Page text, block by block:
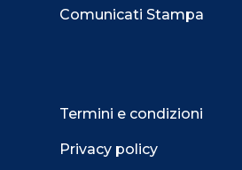
Comunicati Stampa
Termini e condizioni
Privacy policy